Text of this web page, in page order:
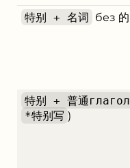
特别 + 名词 без 的
特别 + 普通глагол
*特别写 )